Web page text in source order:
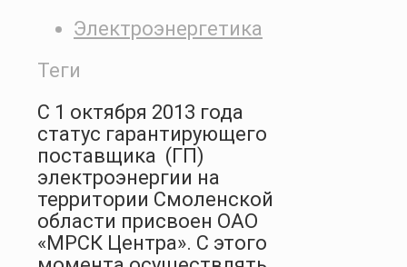
Электроэнергетика
Теги
С 1 октября 2013 года
статус гарантирующего
поставщика (ГП)
электроэнергии на
территории Смоленской
области присвоен ОАО
«МРСК Центра». С этого